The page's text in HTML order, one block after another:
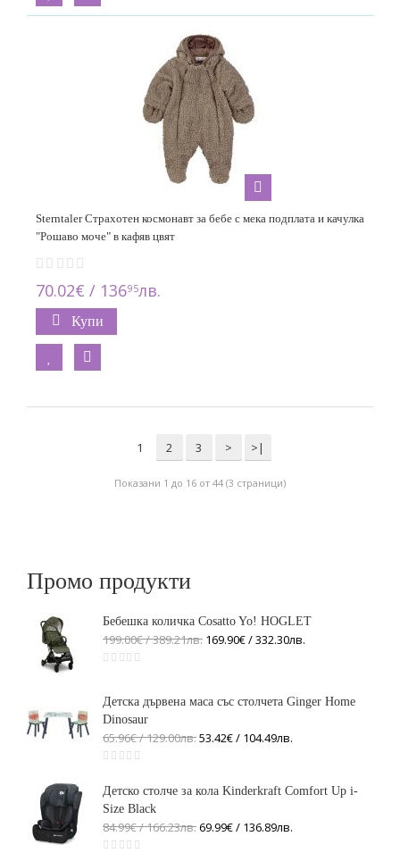
Sterntaler Страхотен космонавт за бебе с мека подплата и качулка
"Рошаво моче" в кафяв цвят
70.02€ / 13695лв.
Купи
1 2 3 > >|
Показани 1 до 16 от 44 (3 страници)
Промо продукти
Бебешка количка Cosatto Yo! HOGLET
199.00€ / 389.21лв. 169.90€ / 332.30лв.
Детска дървена маса със столчета Ginger Home
Dinosaur
65.96€ / 129.00лв.53.42€ / 104.49лв.
Детско столче за кола Kinderkraft Comfort Up i-
Size Black
84.99€ / 166.23лв.69.99€ / 136.89лв.